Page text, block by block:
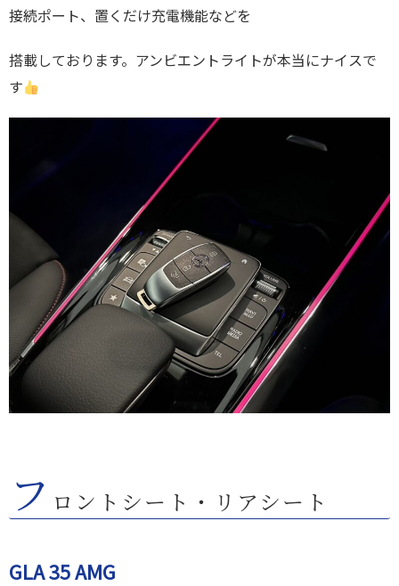
接続ポート、置くだけ充電機能などを
搭載しております。アンビエントライトが本当にナイスで
す
フ ロントシート・リアシート
GLA 35 AMG